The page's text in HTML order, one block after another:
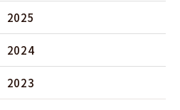
2025
2024
2023